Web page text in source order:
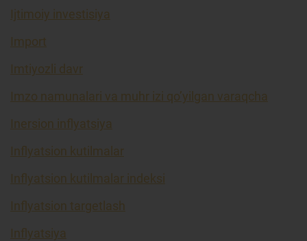
Ijtimoiy investisiya
Import
Imtiyozli davr
Imzo namunalari va muhr izi qo’yilgan varaqcha
Inersion inflyatsiya
Inflyatsion kutilmalar
Inflyatsion kutilmalar indeksi
Inflyatsion targetlash
Inflyatsiya